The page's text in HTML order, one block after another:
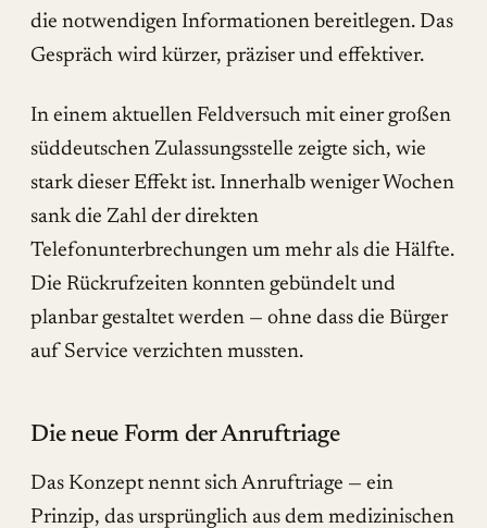
die notwendigen Informationen bereitlegen. Das
Gespräch wird kürzer, präziser und effektiver.
In einem aktuellen Feldversuch mit einer großen
süddeutschen Zulassungsstelle zeigte sich, wie
stark dieser Effekt ist. Innerhalb weniger Wochen
sank die Zahl der direkten
Telefonunterbrechungen um mehr als die Hälfte.
Die Rückrufzeiten konnten gebündelt und
planbar gestaltet werden — ohne dass die Bürger
auf Service verzichten mussten.
Die neue Form der Anruftriage
Das Konzept nennt sich Anruftriage — ein
Prinzip, das ursprünglich aus dem medizinischen